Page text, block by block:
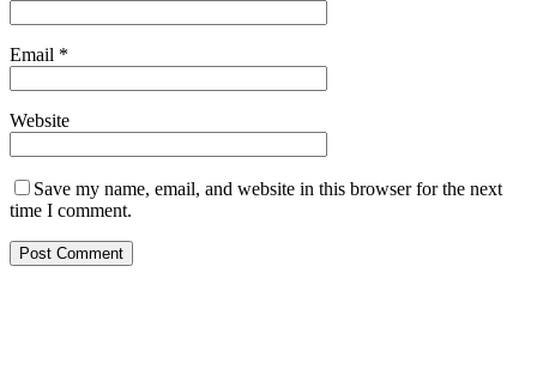
Email *
Website
Save my name, email, and website in this browser for the next
time I comment.